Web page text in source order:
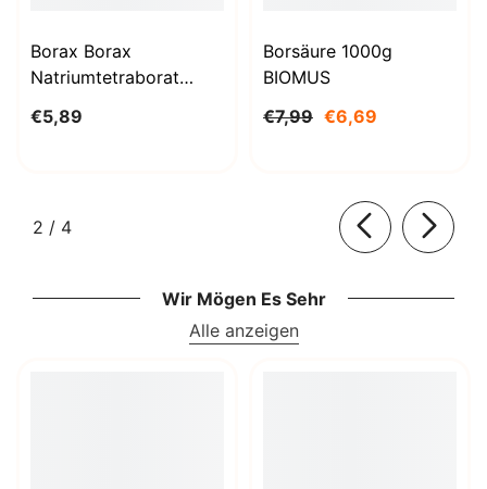
Borax Borax
Natriumtetraborat
STANLAB
€5,89
Borsäure 1000g
BIOMUS
€7,99 €6,69
2 / von
4
Wir Mögen Es Sehr
Alle anzeigen